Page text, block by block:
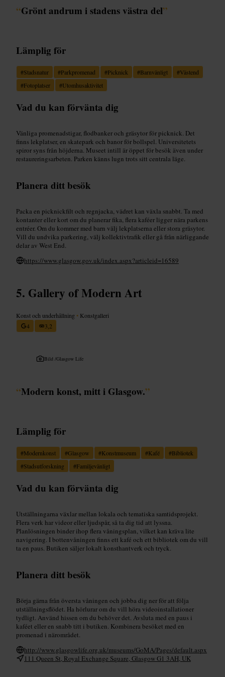
“Grönt andrum i stadens västra del”
Lämplig för
#Stadsnatur #Parkpromenad #Picknick #Barnvänligt #Västend
#Fotoplatser #Utomhusaktivitet
Vad du kan förvänta dig
Vänliga promenadstigar, flodbanker och gräsytor för picknick. Det
finns lekplatser, en skatepark och banor för bollspel. Universitetets
spiror syns från höjderna. Museet intill är öppet för besök även under
restaureringsarbeten. Parken känns lugn trots sitt centrala läge.
Planera ditt besök
Packa en picknickfilt och regnjacka, vädret kan växla snabbt. Ta med
kontanter eller kort om du planerar fika, flera kaféer ligger nära parkens
entréer. Om du kommer med barn välj lekplatserna eller stora gräsytor.
Vill du undvika parkering, välj kollektivtrafik eller gå från närliggande
delar av West End.
https://www.glasgow.gov.uk/index.aspx?articleid=16589
Gallery of Modern Art
Konst och underhållning • Konstgalleri
4
3,2
Bild /Glasgow Life
“Modern konst, mitt i Glasgow.”
Lämplig för
#Modernkonst #Glasgow #Konstmuseum #Kafé #Bibliotek
#Stadsutforskning #Familjevänligt
Vad du kan förvänta dig
Utställningarna växlar mellan lokala och tematiska samtidsprojekt.
Flera verk har videor eller ljudspår, så ta dig tid att lyssna.
Planlösningen binder ihop flera våningsplan, vilket kan kräva lite
navigering. I bottenvåningen finns ett kafé och ett bibliotek om du vill
ta en paus. Butiken säljer lokalt konsthantverk och tryck.
Planera ditt besök
Börja gärna från översta våningen och jobba dig ner för att följa
utställningsflödet. Ha hörlurar om du vill höra videoinstallationer
tydligt. Använd hissen om du behöver det. Avsluta med en paus i
kaféet eller en snabb titt i butiken. Kombinera besöket med en
promenad i närområdet.
http://www.glasgowlife.org.uk/museums/GoMA/Pages/default.aspx
111 Queen St, Royal Exchange Square, Glasgow G1 3AH, UK